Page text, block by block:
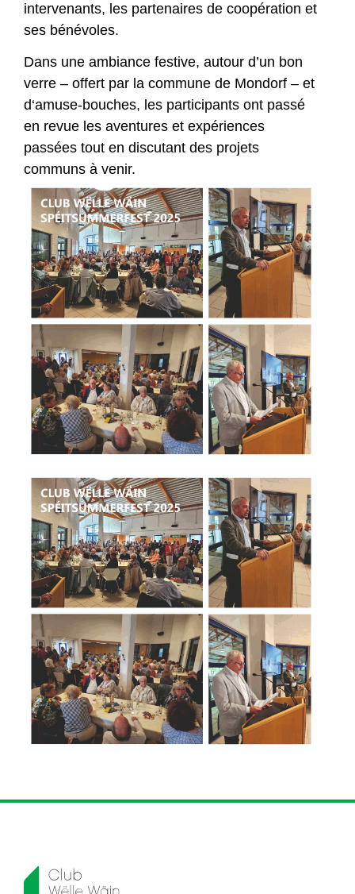
intervenants, les partenaires de coopération et
ses bénévoles.
Dans une ambiance festive, autour d’un bon
verre – offert par la commune de Mondorf – et
d‘amuse-bouches, les participants ont passé
en revue les aventures et expériences
passées tout en discutant des projets
communs à venir.